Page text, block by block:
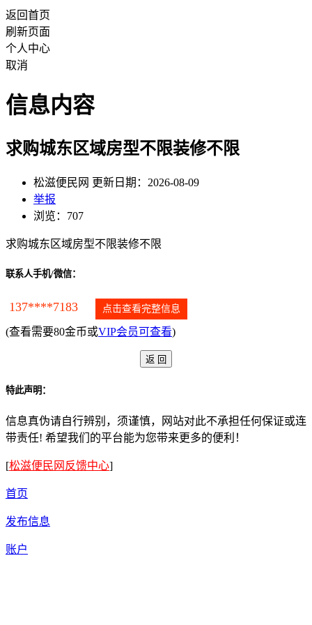
返回首页
刷新页面
个人中心
取消
信息内容
求购城东区域房型不限装修不限
松滋便民网 更新日期：2026-08-09
举报
浏览：707
求购城东区域房型不限装修不限
联系人手机/微信：
137****7183 点击查看完整信息
(查看需要80金币或VIP会员可查看)
特此声明：
信息真伪请自行辨别，须谨慎，网站对此不承担任何保证或连
带责任! 希望我们的平台能为您带来更多的便利！
[松滋便民网反馈中心]
首页
发布信息
账户